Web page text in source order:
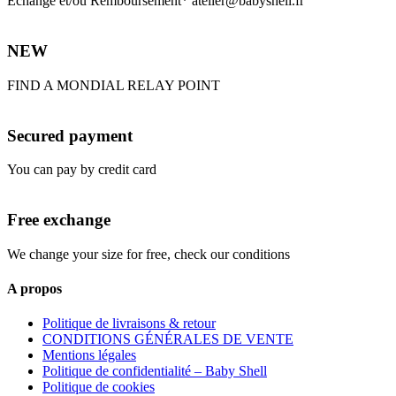
NEW
FIND A MONDIAL RELAY POINT
Secured payment
You can pay by credit card
Free exchange
We change your size for free, check our conditions
A propos
Politique de livraisons & retour
CONDITIONS GÉNÉRALES DE VENTE
Mentions légales
Politique de confidentialité – Baby Shell
Politique de cookies